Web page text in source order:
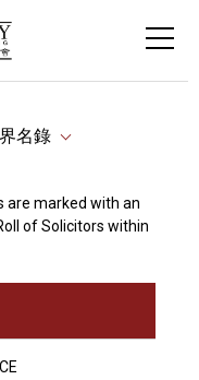
名錄
are marked with an
of Solicitors within